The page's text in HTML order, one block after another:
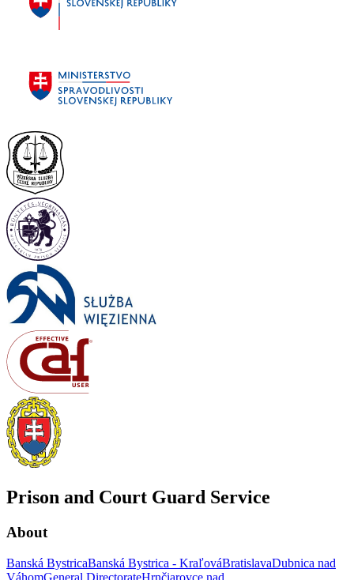
Prison and Court Guard Service
About
Banská BystricaBanská Bystrica - KraľováBratislavaDubnica nad
VáhomGeneral DirectorateHrnčiarovce nad